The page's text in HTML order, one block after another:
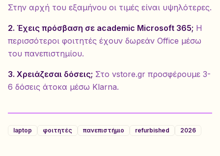
Στην αρχή του εξαμήνου οι τιμές είναι υψηλότερες.
2. Έχεις πρόσβαση σε academic Microsoft 365; Η
περισσότεροι φοιτητές έχουν δωρεάν Office μέσω
του πανεπιστημίου.
3. Χρειάζεσαι δόσεις; Στο vstore.gr προσφέρουμε 3-
6 δόσεις άτοκα μέσω Klarna.
laptop φοιτητές πανεπιστήμιο refurbished 2026